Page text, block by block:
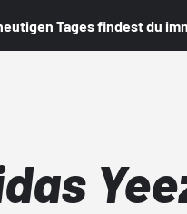
Tages findest du